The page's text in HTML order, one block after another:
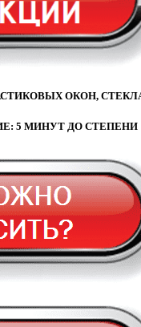
ОКОН,
5 МИНУТ ДО СТЕПЕНИ